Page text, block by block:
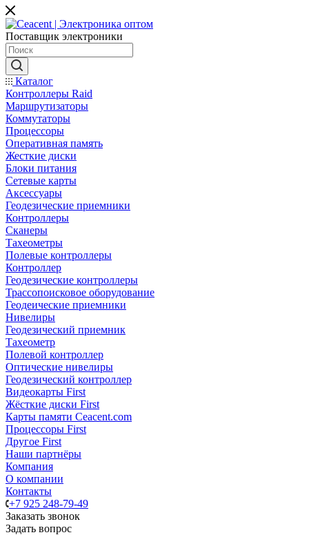
Поставщик электроники
Каталог
Контроллеры Raid
Маршрутизаторы
Коммутаторы
Процессоры
Оперативная память
Жесткие диски
Блоки питания
Сетевые карты
Аксессуары
Геодезические приемники
Контроллеры
Сканеры
Тахеометры
Полевые контроллеры
Контроллер
Геодезические контроллеры
Трассопоисковое оборудование
Геодеические приемники
Нивелиры
Геодезический приемник
Тахеометр
Полевой контроллер
Оптические нивелиры
Геодезический контроллер
Видеокарты First
Жёсткие диски First
Карты памяти Ceacent.com
Процессоры First
Другое First
Наши партнёры
Компания
О компании
Контакты
+7 925 248-79-49
Заказать звонок
Задать вопрос